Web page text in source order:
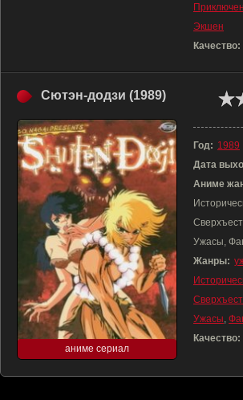
Экшен
Качество:
Сютэн-додзи (1989)
аниме сериал
Год: 1989
Дата
Аниме
Ужасы,
Жанры:
Ужасы,
Качество: